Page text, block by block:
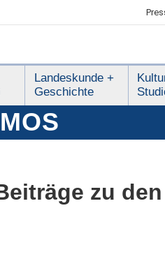
Landeskunde +
Geschichte
zu